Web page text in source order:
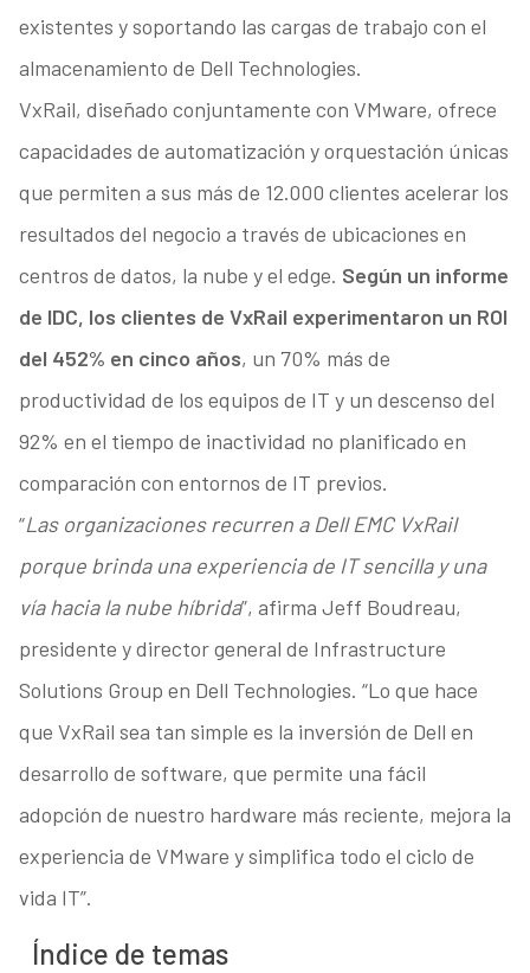
existentes y soportando las cargas de trabajo con el
almacenamiento de Dell Technologies.
VxRail, diseñado conjuntamente con VMware, ofrece
capacidades de automatización y orquestación únicas
que permiten a sus más de 12.000 clientes acelerar los
resultados del negocio a través de ubicaciones en
centros de datos, la nube y el edge. Según un informe
de IDC, los clientes de VxRail experimentaron un ROI
del 452% en cinco años, un 70% más de
productividad de los equipos de IT y un descenso del
92% en el tiempo de inactividad no planificado en
comparación con entornos de IT previos.
“Las organizaciones recurren a Dell EMC VxRail
porque brinda una experiencia de IT sencilla y una
vía hacia la nube híbrida”, afirma Jeff Boudreau,
presidente y director general de Infrastructure
Solutions Group en Dell Technologies. “Lo que hace
que VxRail sea tan simple es la inversión de Dell en
desarrollo de software, que permite una fácil
adopción de nuestro hardware más reciente, mejora la
experiencia de VMware y simplifica todo el ciclo de
vida IT”.
Índice de temas